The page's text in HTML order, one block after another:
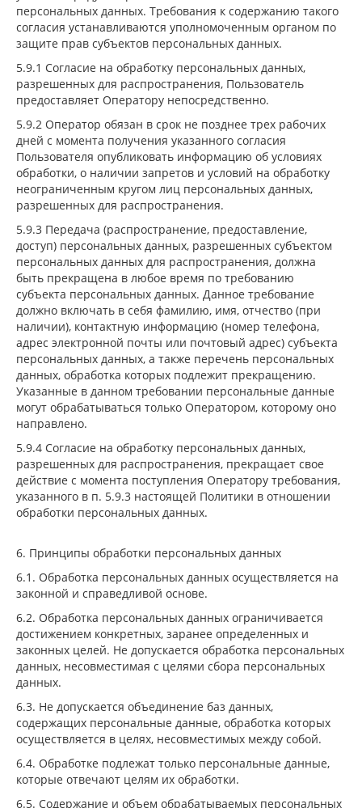
персональных данных. Требования к содержанию такого
согласия устанавливаются уполномоченным органом по
защите прав субъектов персональных данных.
5.9.1 Согласие на обработку персональных данных,
разрешенных для распространения, Пользователь
предоставляет Оператору непосредственно.
5.9.2 Оператор обязан в срок не позднее трех рабочих
дней с момента получения указанного согласия
Пользователя опубликовать информацию об условиях
обработки, о наличии запретов и условий на обработку
неограниченным кругом лиц персональных данных,
разрешенных для распространения.
5.9.3 Передача (распространение, предоставление,
доступ) персональных данных, разрешенных субъектом
персональных данных для распространения, должна
быть прекращена в любое время по требованию
субъекта персональных данных. Данное требование
должно включать в себя фамилию, имя, отчество (при
наличии), контактную информацию (номер телефона,
адрес электронной почты или почтовый адрес) субъекта
персональных данных, а также перечень персональных
данных, обработка которых подлежит прекращению.
Указанные в данном требовании персональные данные
могут обрабатываться только Оператором, которому оно
направлено.
5.9.4 Согласие на обработку персональных данных,
разрешенных для распространения, прекращает свое
действие с момента поступления Оператору требования,
указанного в п. 5.9.3 настоящей Политики в отношении
обработки персональных данных.
6. Принципы обработки персональных данных
6.1. Обработка персональных данных осуществляется на
законной и справедливой основе.
6.2. Обработка персональных данных ограничивается
достижением конкретных, заранее определенных и
законных целей. Не допускается обработка персональных
данных, несовместимая с целями сбора персональных
данных.
6.3. Не допускается объединение баз данных,
содержащих персональные данные, обработка которых
осуществляется в целях, несовместимых между собой.
6.4. Обработке подлежат только персональные данные,
которые отвечают целям их обработки.
6.5. Содержание и объем обрабатываемых персональных